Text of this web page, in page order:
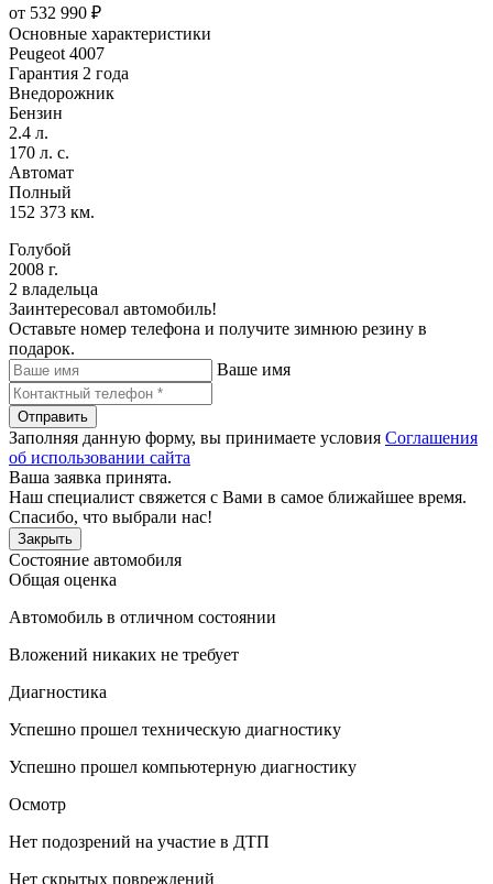
от 532 990 ₽
Основные характеристики
Peugeot 4007
Гарантия 2 года
Внедорожник
Бензин
2.4 л.
170 л. с.
Автомат
Полный
152 373 км.
Голубой
2008 г.
2 владельца
Заинтересовал автомобиль!
Оставьте номер телефона и получите зимнюю резину в
подарок.
Ваше имя
Отправить
Заполняя данную форму, вы принимаете условия Соглашения
об использовании сайта
Ваша заявка принята.
Наш специалист свяжется с Вами в самое ближайшее время.
Спасибо, что выбрали нас!
Закрыть
Состояние автомобиля
Общая оценка
Автомобиль в отличном состоянии
Вложений никаких не требует
Диагностика
Успешно прошел техническую диагностику
Успешно прошел компьютерную диагностику
Осмотр
Нет подозрений на участие в ДТП
Нет скрытых повреждений